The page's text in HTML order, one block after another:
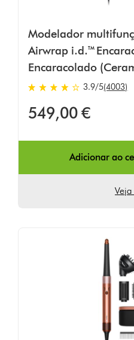
Modelador
Airwrap i.d.™
Encaracolado
3.9
estrelas
de
em
3.9/5(4003)
549,00 €
Adicionar ao